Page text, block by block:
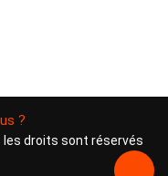
?
droits sont réservés